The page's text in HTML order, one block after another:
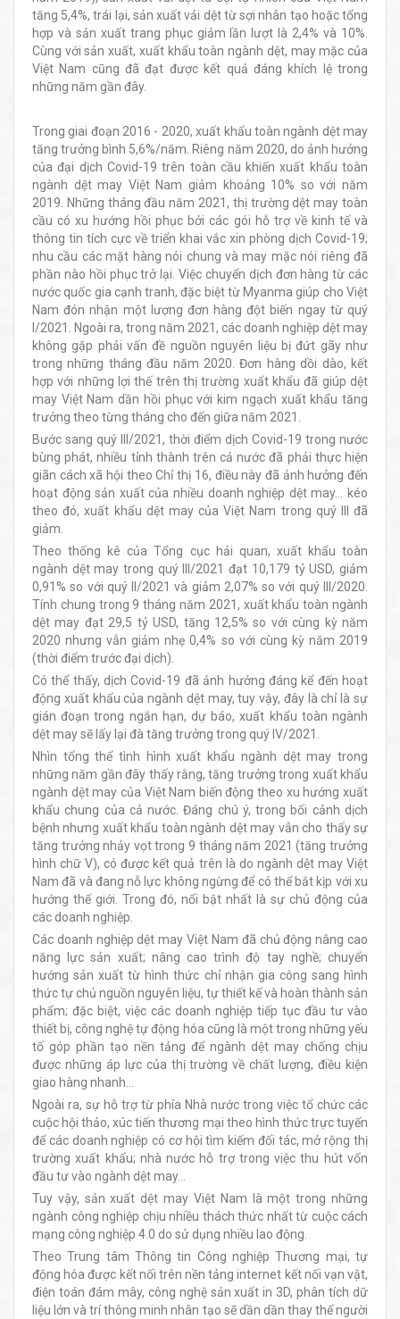
tăng 5,4%, trái lại, sản xuất vải dệt từ sợi nhân tạo hoặc tổng
hợp và sản xuất trang phục giảm lần lượt là 2,4% và 10%.
Cùng với sản xuất, xuất khẩu toàn ngành dệt, may mặc của
Việt Nam cũng đã đạt được kết quả đáng khích lệ trong
những năm gần đây.
Trong giai đoạn 2016 - 2020, xuất khẩu toàn ngành dệt may
tăng trưởng bình 5,6%/năm. Riêng năm 2020, do ảnh hưởng
của đại dịch Covid-19 trên toàn cầu khiến xuất khẩu toàn
ngành dệt may Việt Nam giảm khoảng 10% so với năm
2019. Những tháng đầu năm 2021, thị trường dệt may toàn
cầu có xu hướng hồi phục bởi các gói hỗ trợ về kinh tế và
thông tin tích cực về triển khai vắc xin phòng dịch Covid-19;
nhu cầu các mặt hàng nói chung và may mặc nói riêng đã
phần nào hồi phục trở lại. Việc chuyển dịch đơn hàng từ các
nước quốc gia cạnh tranh, đặc biệt từ Myanma giúp cho Việt
Nam đón nhận một lượng đơn hàng đột biến ngay từ quý
I/2021. Ngoài ra, trong năm 2021, các doanh nghiệp dệt may
không gặp phải vấn đề nguồn nguyên liệu bị đứt gãy như
trong những tháng đầu năm 2020. Đơn hàng dồi dào, kết
hợp với những lợi thế trên thị trường xuất khẩu đã giúp dệt
may Việt Nam dần hồi phục với kim ngạch xuất khẩu tăng
trưởng theo từng tháng cho đến giữa năm 2021.
Bước sang quý III/2021, thời điểm dịch Covid-19 trong nước
bùng phát, nhiều tỉnh thành trên cả nước đã phải thực hiện
giãn cách xã hội theo Chỉ thị 16, điều này đã ảnh hưởng đến
hoạt động sản xuất của nhiều doanh nghiệp dệt may… kéo
theo đó, xuất khẩu dệt may của Việt Nam trong quý III đã
giảm.
Theo thống kê của Tổng cục hải quan, xuất khẩu toàn
ngành dệt may trong quý III/2021 đạt 10,179 tỷ USD, giảm
0,91% so với quý II/2021 và giảm 2,07% so với quý III/2020.
Tính chung trong 9 tháng năm 2021, xuất khẩu toàn ngành
dệt may đạt 29,5 tỷ USD, tăng 12,5% so với cùng kỳ năm
2020 nhưng vẫn giảm nhẹ 0,4% so với cùng kỳ năm 2019
(thời điểm trước đại dịch).
Có thể thấy, dịch Covid-19 đã ảnh hưởng đáng kể đến hoạt
động xuất khẩu của ngành dệt may, tuy vậy, đây là chỉ là sự
gián đoạn trong ngắn hạn, dự báo, xuất khẩu toàn ngành
dệt may sẽ lấy lại đà tăng trưởng trong quý IV/2021.
Nhìn tổng thể tình hình xuất khẩu ngành dệt may trong
những năm gần đây thấy rằng, tăng trưởng trong xuất khẩu
ngành dệt may của Việt Nam biến động theo xu hướng xuất
khẩu chung của cả nước. Đáng chú ý, trong bối cảnh dịch
bệnh nhưng xuất khẩu toàn ngành dệt may vẫn cho thấy sự
tăng trưởng nhảy vọt trong 9 tháng năm 2021 (tăng trưởng
hình chữ V), có được kết quả trên là do ngành dệt may Việt
Nam đã và đang nỗ lực không ngừng để có thể bắt kịp với xu
hướng thế giới. Trong đó, nổi bật nhất là sự chủ động của
các doanh nghiệp.
Các doanh nghiệp dệt may Việt Nam đã chủ động nâng cao
năng lực sản xuất; nâng cao trình độ tay nghề; chuyển
hướng sản xuất từ hình thức chỉ nhận gia công sang hình
thức tự chủ nguồn nguyên liệu, tự thiết kế và hoàn thành sản
phẩm; đặc biệt, việc các doanh nghiệp tiếp tục đầu tư vào
thiết bị, công nghệ tự động hóa cũng là một trong những yếu
tố góp phần tạo nền tảng để ngành dệt may chống chịu
được những áp lực của thị trường về chất lượng, điều kiện
giao hàng nhanh…
Ngoài ra, sự hỗ trợ từ phía Nhà nước trong việc tổ chức các
cuộc hội thảo, xúc tiến thương mại theo hình thức trực tuyến
để các doanh nghiệp có cơ hội tìm kiếm đối tác, mở rộng thị
trường xuất khẩu; nhà nước hỗ trợ trong việc thu hút vốn
đầu tư vào ngành dệt may…
Tuy vậy, sản xuất dệt may Việt Nam là một trong những
ngành công nghiệp chịu nhiều thách thức nhất từ cuộc cách
mạng công nghiệp 4.0 do sử dụng nhiều lao động.
Theo Trung tâm Thông tin Công nghiệp Thương mại, tự
động hóa được kết nối trên nền tảng internet kết nối vạn vật,
điện toán đám mây, công nghệ sản xuất in 3D, phân tích dữ
liệu lớn và trí thông minh nhân tạo sẽ dần dần thay thế người